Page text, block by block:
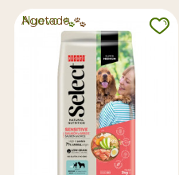
Nuevo
Agotado